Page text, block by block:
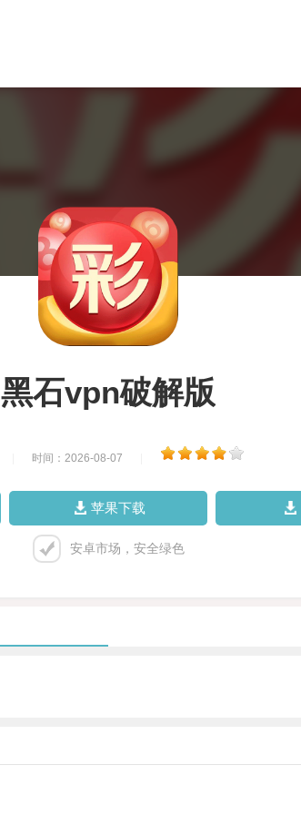
黑石vpn破解版
时间：2026-08-07
苹果下载
安卓市场，安全绿色